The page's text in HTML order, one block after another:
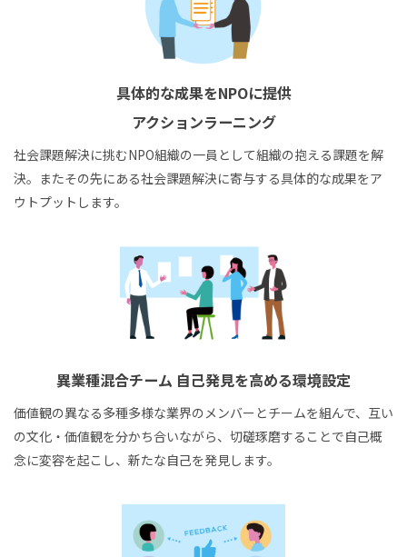
具体的な成果をNPOに提供
アクションラーニング
社会課題解決に挑むNPO組織の一員として組織の抱える課題を解
決。またその先にある社会課題解決に寄与する具体的な成果をア
ウトプットします。
異業種混合チーム 自己発見を高める環境設定
価値観の異なる多種多様な業界のメンバーとチームを組んで、互い
の文化・価値観を分かち合いながら、切磋琢磨することで自己概
念に変容を起こし、新たな自己を発見します。